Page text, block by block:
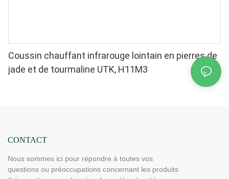
Coussin chauffant infrarouge lointain en pierres de
jade et de tourmaline UTK, H11M3
CONTACT
Nous sommes ici pour répondre à toutes vos
questions ou préoccupations concernant les produits